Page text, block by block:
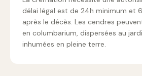
délai légal est de 24h minimum et
après le décès. Les cendres
en columbarium, dispersées au
inhumées en pleine terre.